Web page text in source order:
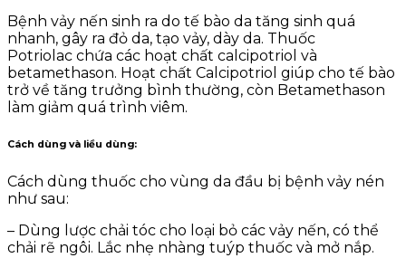
Bệnh vảy nến sinh ra do tế bào da tăng sinh quá
nhanh, gây ra đỏ da, tạo vảy, dày da. Thuốc
Potriolac chứa các hoạt chất calcipotriol và
betamethason. Hoạt chất Calcipotriol giúp cho tế bào
trở về tăng trưởng bình thường, còn Betamethason
làm giảm quá trình viêm.
Cách dùng và liều dùng:
Cách dùng thuốc cho vùng da đầu bị bệnh vảy nén
như sau:
– Dùng lược chải tóc cho loại bỏ các vảy nến, có thể
chải rẽ ngôi. Lắc nhẹ nhàng tuýp thuốc và mở nắp.